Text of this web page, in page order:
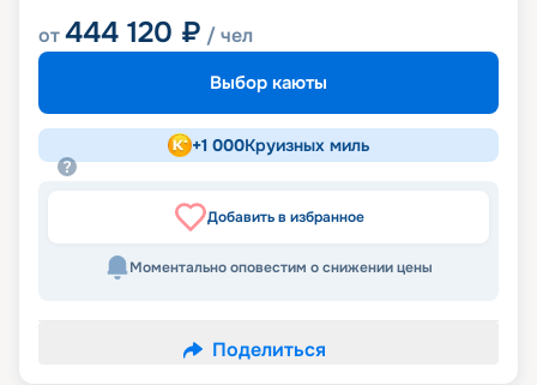
от444 120 ₽ / чел
Выбор каюты
+1 000Круизных миль
Добавить в избранное
Моментально оповестим о снижении цены
Поделиться